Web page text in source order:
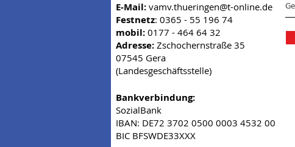
E-Mail: vamv.thueringen@t-online.de
Festnetz: 0365 - 55 196 74
mobil: 0177 - 464 64 32
Adresse: Zschochernstraße 35
07545 Gera
(Landesgeschäftsstelle)
Bankverbindung:
SozialBank
IBAN: DE72 3702 0500 0003 4532 00
BIC BFSWDE33XXX